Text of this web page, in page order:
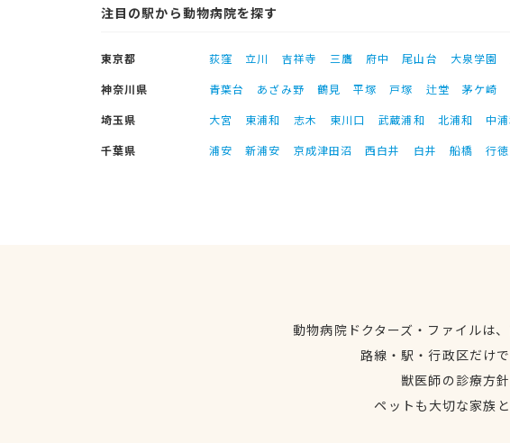
注目の駅から動物病院を探す
東京都 荻窪 立川 吉祥寺 三鷹 府中 尾山台 大泉学園
神奈川県
青葉台 あざみ野 鶴見 平塚 戸塚 辻堂 茅ケ崎
埼玉県
大宮 東浦和 志木 東川口 武蔵浦和 北浦和 中
千葉県
浦安 新浦安 京成津田沼 西白井 白井 船橋 行徳
動物病院ドクターズ・ファイルは
路線・駅・行政区だけ
獣医師の診療方
ペットも大切な家族